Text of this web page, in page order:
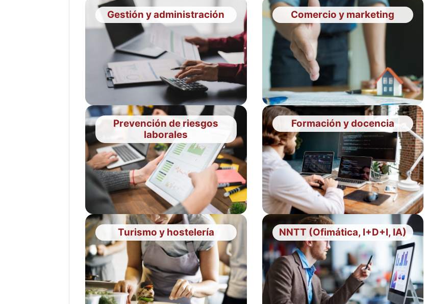
Gestión y administración Comercio y marketing
Prevención de riesgos
laborales
Formación y docencia
Turismo y hostelería NNTT (Ofimática, I+D+I, IA)